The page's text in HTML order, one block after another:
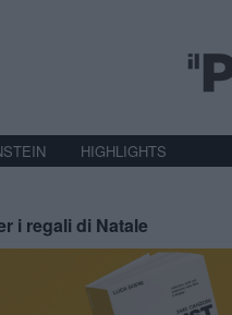
HIGHLIGHTS
i regali di Natale